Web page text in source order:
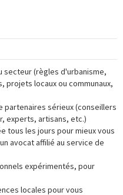
secteur (règles d'urbanisme,
locaux ou communaux,
partenaires sérieux (conseillers
experts, artisans, etc.)
tous les jours pour mieux vous
avocat affilié au service de
expérimentés, pour
locales pour vous